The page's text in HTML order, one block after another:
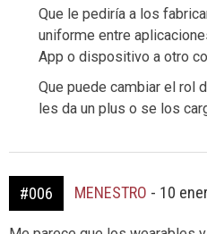
Que le pediría a los
uniforme entre
App o dispositivo a otro
Que puede cambiar el rol
les da un plus o se los
#006 MENESTRO - 10